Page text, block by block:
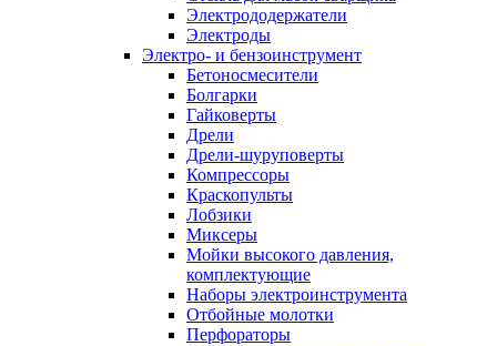
Электрододержатели
Электроды
Электро- и бензоинструмент
Бетоносмесители
Болгарки
Гайковерты
Дрели
Дрели-шуруповерты
Компрессоры
Краскопульты
Лобзики
Миксеры
Мойки высокого давления,
комплектующие
Наборы электроинструмента
Отбойные молотки
Перфораторы